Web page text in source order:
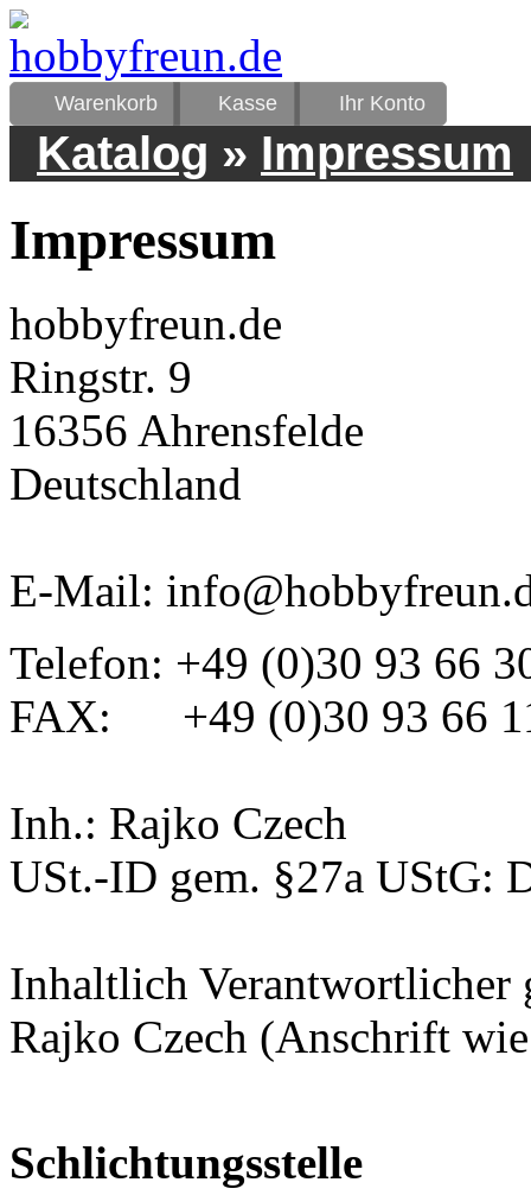
Warenkorb Kasse Ihr Konto
Katalog » Impressum
Impressum
hobbyfreun.de
Ringstr. 9
16356 Ahrensfelde
Deutschland
E-Mail:
Telefon: +49 (0)30 93 66
FAX: +49 (0)30 93 66
Inh.: Rajko Czech
USt.-ID gem. §27a UStG:
Inhaltlich Verantwortlicher
Rajko Czech (Anschrift
Schlichtungsstelle